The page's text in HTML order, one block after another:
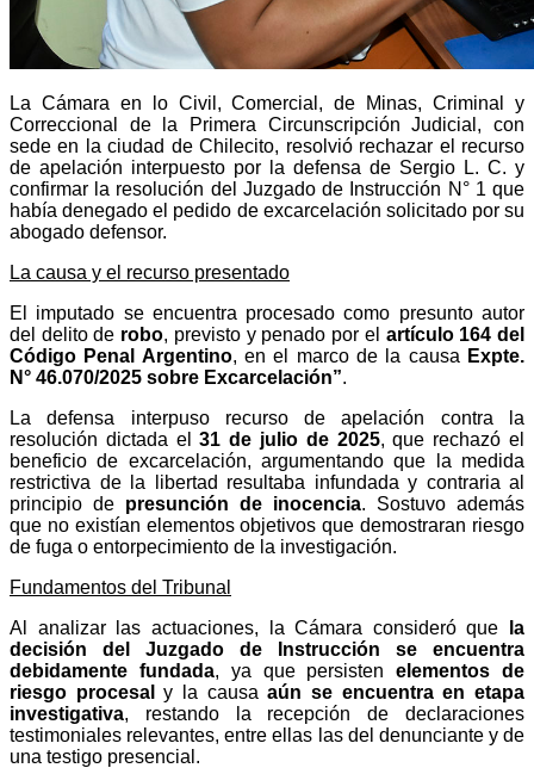
La Cámara en lo Civil, Comercial, de Minas, Criminal y
Correccional de la Primera Circunscripción Judicial, con
sede en la ciudad de Chilecito, resolvió rechazar el recurso
de apelación interpuesto por la defensa de Sergio L. C. y
confirmar la resolución del Juzgado de Instrucción N° 1 que
había denegado el pedido de excarcelación solicitado por su
abogado defensor.
La causa y el recurso presentado
El imputado se encuentra procesado como presunto autor
del delito de robo, previsto y penado por el artículo 164 del
Código Penal Argentino, en el marco de la causa Expte.
N° 46.070/2025 sobre Excarcelación”.
La defensa interpuso recurso de apelación contra la
resolución dictada el31 de julio de 2025, que rechazó el
beneficio de excarcelación, argumentando que la medida
restrictiva de la libertad resultaba infundada y contraria al
principio de presunción de inocencia. Sostuvo además
que no existían elementos objetivos que demostraran riesgo
de fuga o entorpecimiento de la investigación.
Fundamentos del Tribunal
Al analizar las actuaciones, la Cámara consideró que
la
decisión del Juzgado de Instrucción se encuentra
debidamente fundada, ya que persistenelementos de
riesgo procesal
y la causaaún se encuentra en etapa
investigativa, restando la recepción de declaraciones
testimoniales relevantes, entre ellas las del denunciante y de
una testigo presencial.